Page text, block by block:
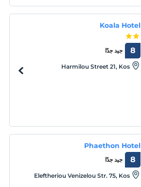
Koala Hotel
جيد جدًا 8
Harmilou Street 21, Kos
Phaethon Hotel
جيد جدًا 8
Eleftheriou Venizelou Str. 75, Kos